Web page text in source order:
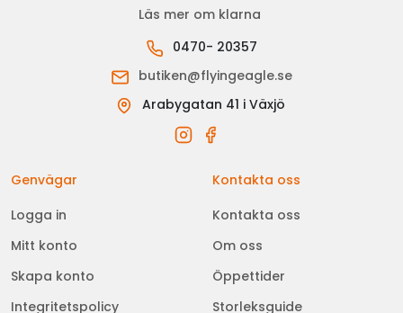
Läs mer om klarna
0470- 20357
butiken@flyingeagle.se
Arabygatan 41 i Växjö
Genvägar
Logga in
Mitt konto
Skapa konto
Integritetspolicy
Kontakta oss
Kontakta oss
Om oss
Öppettider
Storleksguide